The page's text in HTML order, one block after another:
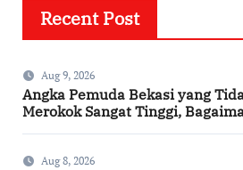
Recent Post
Aug 9, 2026
Angka Pemuda Bekasi yang
Merokok Sangat Tinggi,
Aug 8, 2026